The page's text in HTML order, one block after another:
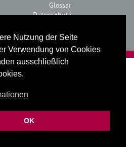
Nutzung der Seite
Verwendung von Cookies
ausschließlich
OK
Glossar
Datenschutz
mit fube Codingstudio